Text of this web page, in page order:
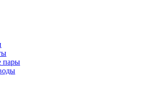
пары